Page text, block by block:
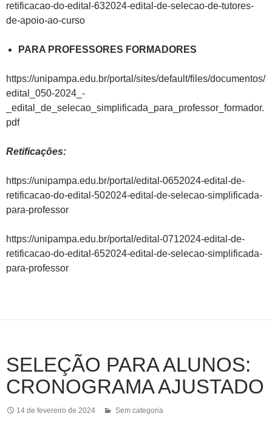
retificacao-do-edital-632024-edital-de-selecao-de-tutores-
de-apoio-ao-curso
PARA PROFESSORES FORMADORES
https://unipampa.edu.br/portal/sites/default/files/documentos/
edital_050-2024_-
_edital_de_selecao_simplificada_para_professor_formador.
pdf
Retificações:
https://unipampa.edu.br/portal/edital-0652024-edital-de-
retificacao-do-edital-502024-edital-de-selecao-simplificada-
para-professor
https://unipampa.edu.br/portal/edital-0712024-edital-de-
retificacao-do-edital-652024-edital-de-selecao-simplificada-
para-professor
SELEÇÃO PARA ALUNOS:
CRONOGRAMA AJUSTADO
14 de fevereiro de 2024 Sem categoria